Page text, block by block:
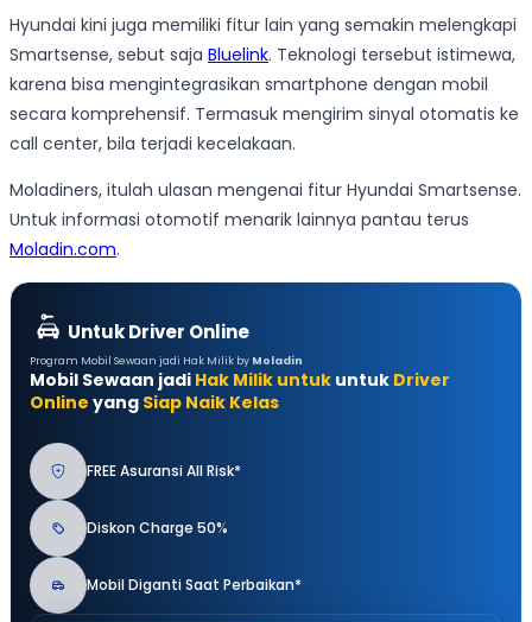
Hyundai kini juga memiliki fitur lain yang semakin melengkapi
Smartsense, sebut saja Bluelink. Teknologi tersebut istimewa,
karena bisa mengintegrasikan smartphone dengan mobil
secara komprehensif. Termasuk mengirim sinyal otomatis ke
call center, bila terjadi kecelakaan.
Moladiners, itulah ulasan mengenai fitur Hyundai Smartsense.
Untuk informasi otomotif menarik lainnya pantau terus
Moladin.com.
Untuk Driver Online
Program Mobil Sewaan jadi Hak Milik by Moladin
Mobil Sewaan jadi Hak Milik untuk untuk Driver
Online yang Siap Naik Kelas
FREE Asuransi All Risk*
Diskon Charge 50%
Mobil Diganti Saat Perbaikan*